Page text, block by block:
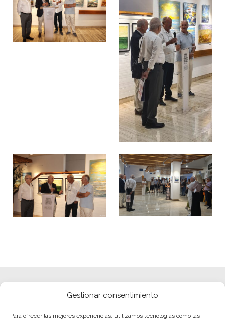
Gestionar consentimiento
Para ofrecer las mejores experiencias, utilizamos tecnologías como las